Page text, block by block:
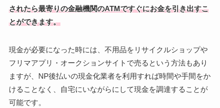
されたら最寄りの金融機関のATMですぐにお金を引き出すこ
とができます。
現金が必要になった時には、不用品をリサイクルショップや
フリマアプリ・オークションサイトで売るという方法もあり
ますが、NP後払いの現金化業者を利用すれば時間や手間をか
けることなく、自宅にいながらにして現金を調達することが
可能です。